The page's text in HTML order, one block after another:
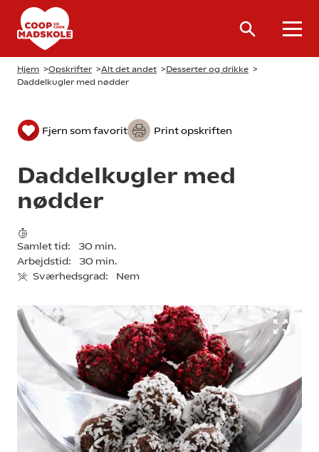
Hjem >Opskrifter >Alt det andet >Desserter og drikke >
Daddelkugler med nødder
Fjern som favorit Print opskriften
Daddelkugler med
nødder
Samlet tid:
30 min.
Arbejdstid:
30 min.
Sværhedsgrad:
Nem